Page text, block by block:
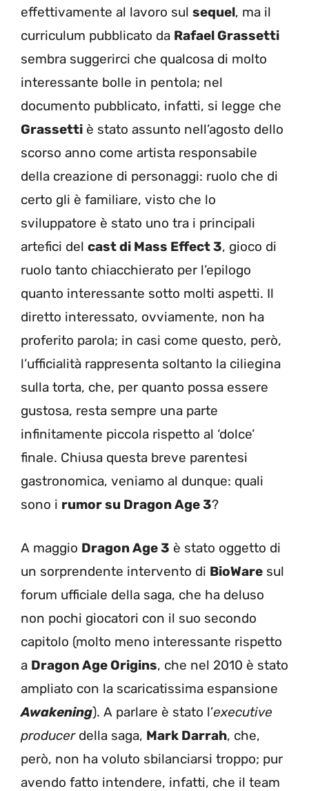
effettivamente al lavoro sul sequel, ma il
curriculum pubblicato da Rafael Grassetti
sembra suggerirci che qualcosa di molto
interessante bolle in pentola; nel
documento pubblicato, infatti, si legge che
Grassetti è stato assunto nell’agosto dello
scorso anno come artista responsabile
della creazione di personaggi: ruolo che di
certo gli è familiare, visto che lo
sviluppatore è stato uno tra i principali
artefici del cast di Mass Effect 3, gioco di
ruolo tanto chiacchierato per l’epilogo
quanto interessante sotto molti aspetti. Il
diretto interessato, ovviamente, non ha
proferito parola; in casi come questo, però,
l’ufficialità rappresenta soltanto la ciliegina
sulla torta, che, per quanto possa essere
gustosa, resta sempre una parte
infinitamente piccola rispetto al ‘dolce’
finale. Chiusa questa breve parentesi
gastronomica, veniamo al dunque: quali
sono i rumor su Dragon Age 3?
A maggio Dragon Age 3 è stato oggetto di
un sorprendente intervento di BioWare sul
forum ufficiale della saga, che ha deluso
non pochi giocatori con il suo secondo
capitolo (molto meno interessante rispetto
a Dragon Age Origins, che nel 2010 è stato
ampliato con la scaricatissima espansione
Awakening). A parlare è stato l’executive
producerdella saga, Mark Darrah, che,
però, non ha voluto sbilanciarsi troppo; pur
avendo fatto intendere, infatti, che il team